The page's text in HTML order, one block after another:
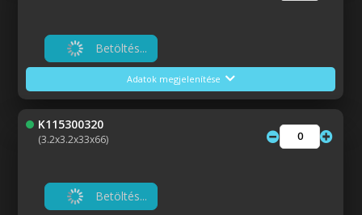
Betöltés...
Adatok megjelenítése
K115300320
(3.2x3.2x33x66)
Betöltés...